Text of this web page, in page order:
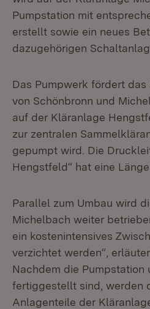
Pumpstation mit
erstellt sowie ein neues
dazugehörigen
Das Pumpwerk fördert
von Schönbronn und
auf der Kläranlage
zur zentralen
gepumpt wird. Die
Hengstfeld“ hat eine
Parallel zum Umbau wird
Michelbach weiter
ein kostenintensives
verzichtet werden“,
Nachdem die
fertiggestellt sind, werden
Anlagenteile der